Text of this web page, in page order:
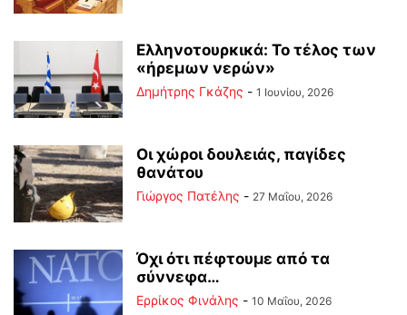
Ελληνοτουρκικά: Το τέλος των
«ήρεμων νερών»
Δημήτρης Γκάζης - 1 Ιουνίου, 2026
Οι χώροι δουλειάς, παγίδες
θανάτου
Γιώργος Πατέλης - 27 Μαΐου, 2026
Όχι ότι πέφτουμε από τα
σύννεφα…
Ερρίκος Φινάλης - 10 Μαΐου, 2026